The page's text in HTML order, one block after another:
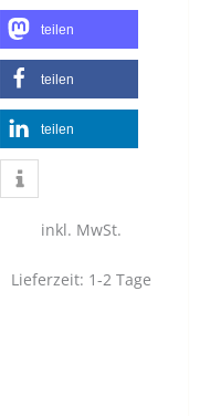
teilen
teilen
teilen
inkl. MwSt.
Lieferzeit: 1-2 Tage